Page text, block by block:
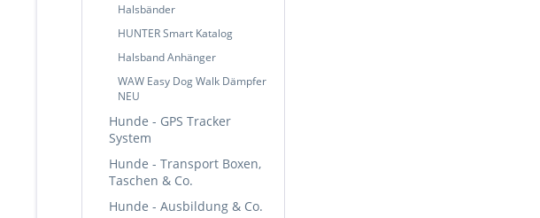
Halsbänder
HUNTER Smart Katalog
Halsband Anhänger
WAW Easy Dog Walk Dämpfer
NEU
Hunde - GPS Tracker
System
Hunde - Transport Boxen,
Taschen & Co.
Hunde - Ausbildung & Co.